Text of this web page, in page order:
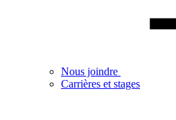
Nous joindre
Carrières et stages